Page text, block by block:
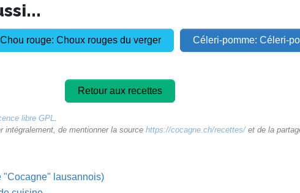
Chou rouge: Choux rouges du verger Céleri-pomme: Céleri-
Retour aux recettes
libre GPL.
intégralement, de mentionner la source https://cocagne.ch/recettes/et de la
"Cocagne" lausannois)